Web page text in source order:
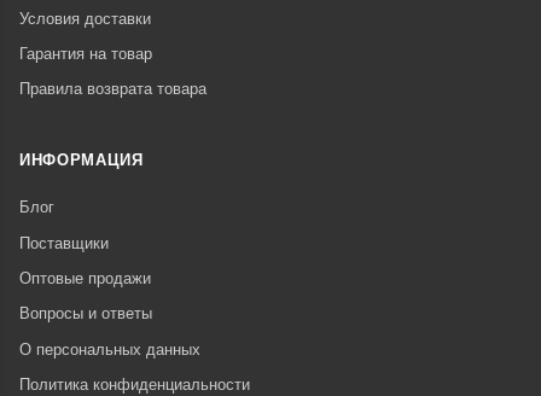
Условия доставки
Гарантия на товар
Правила возврата товара
ИНФОРМАЦИЯ
Блог
Поставщики
Оптовые продажи
Вопросы и ответы
О персональных данных
Политика конфиденциальности